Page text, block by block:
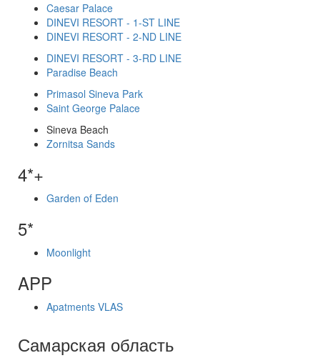
Caesar Palace
DINEVI RESORT - 1-ST LINE
DINEVI RESORT - 2-ND LINE
DINEVI RESORT - 3-RD LINE
Paradise Beach
Primasol Sineva Park
Saint George Palace
Sineva Beach
Zornitsa Sands
4*+
Garden of Eden
5*
Moonlight
APP
Apatments VLAS
Самарская область